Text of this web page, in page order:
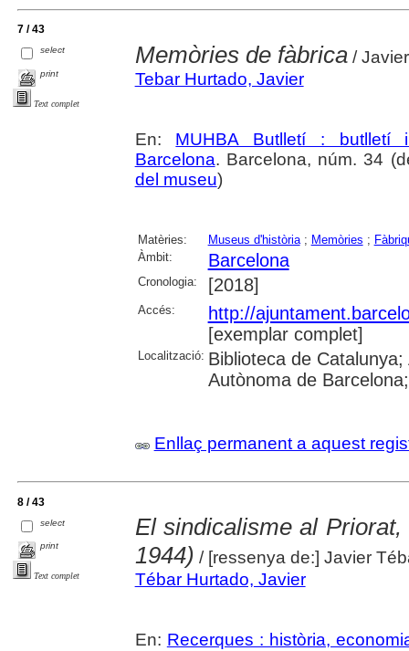
7 / 43
select
print
Text complet
Memòries de fàbrica/
Tebar Hurtado, Javier
En: MUHBA Butlletí : butlletí
Barcelona. Barcelona, núm. 34
del museu)
Matèries: Museus d'història; Memòries ;
Àmbit:
Barcelona
Cronologia: [2018]
Accés:
http://
[exemplar complet]
Localització: Biblioteca de
Autònoma de
Enllaç permanent a aquest
8 / 43
select
print
Text complet
El sindicalisme al
1944) / [ressenya de:] Javier
Tébar Hurtado, Javier
En: Recerques : història,